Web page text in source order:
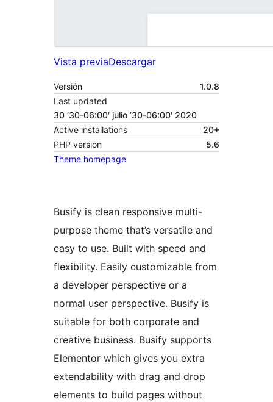
Vista previaDescargar
Versión
1.0.8
Last updated
30 ’30-06:00′ julio ’30-06:00′ 2020
Active installations
20+
PHP version
5.6
Theme homepage
Busify is clean responsive multi-
purpose theme that’s versatile and
easy to use. Built with speed and
flexibility. Easily customizable from
a developer perspective or a
normal user perspective. Busify is
suitable for both corporate and
creative business. Busify supports
Elementor which gives you extra
extendability with drag and drop
elements to build pages without